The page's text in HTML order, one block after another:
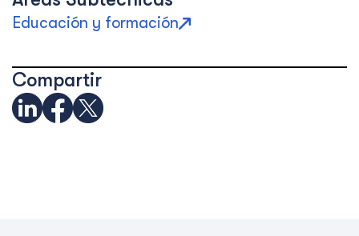
Educación y formación
Compartir